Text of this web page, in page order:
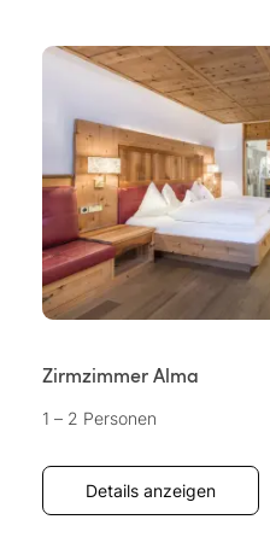
Zirmzimmer Alma
1 – 2 Personen
Details anzeigen